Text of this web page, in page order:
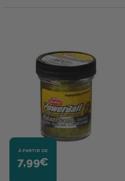
À PARTIR DE
7,99€